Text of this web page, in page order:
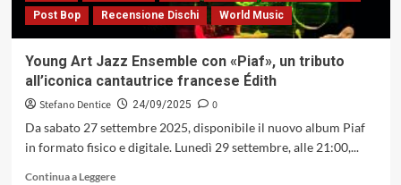
Post Bop
Recensione Dischi World Music
Young Art Jazz Ensemble con «Piaf», un tributo
all’iconica cantautrice francese Édith
Stefano Dentice 24/09/2025
0
Da sabato 27 settembre 2025, disponibile il nuovo album Piaf
in formato fisico e digitale. Lunedì 29 settembre, alle 21:00,...
Continua a LeggereLeggi